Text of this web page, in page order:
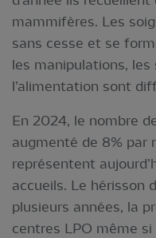
mammifères. Les
sans cesse et se
les manipulations, les
l’alimentation sont
En 2024, le nombre
augmenté de 8% par
représentent
accueils. Le hérisson
plusieurs années, la
centres LPO même